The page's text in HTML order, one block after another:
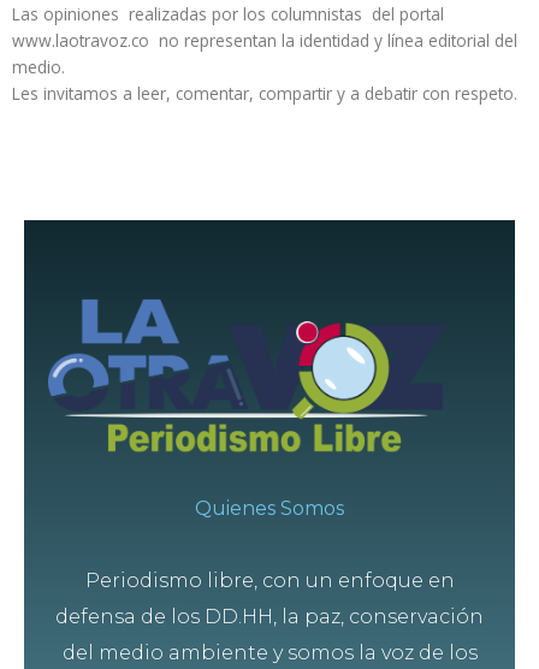
Las opiniones realizadas por los columnistas del portal
www.laotravoz.co no representan la identidad y línea editorial del
medio.
Les invitamos a leer, comentar, compartir y a debatir con respeto.
Quienes Somos
Periodismo libre, con un enfoque en
defensa de los DD.HH, la paz, conservación
del medio ambiente y somos la voz de los